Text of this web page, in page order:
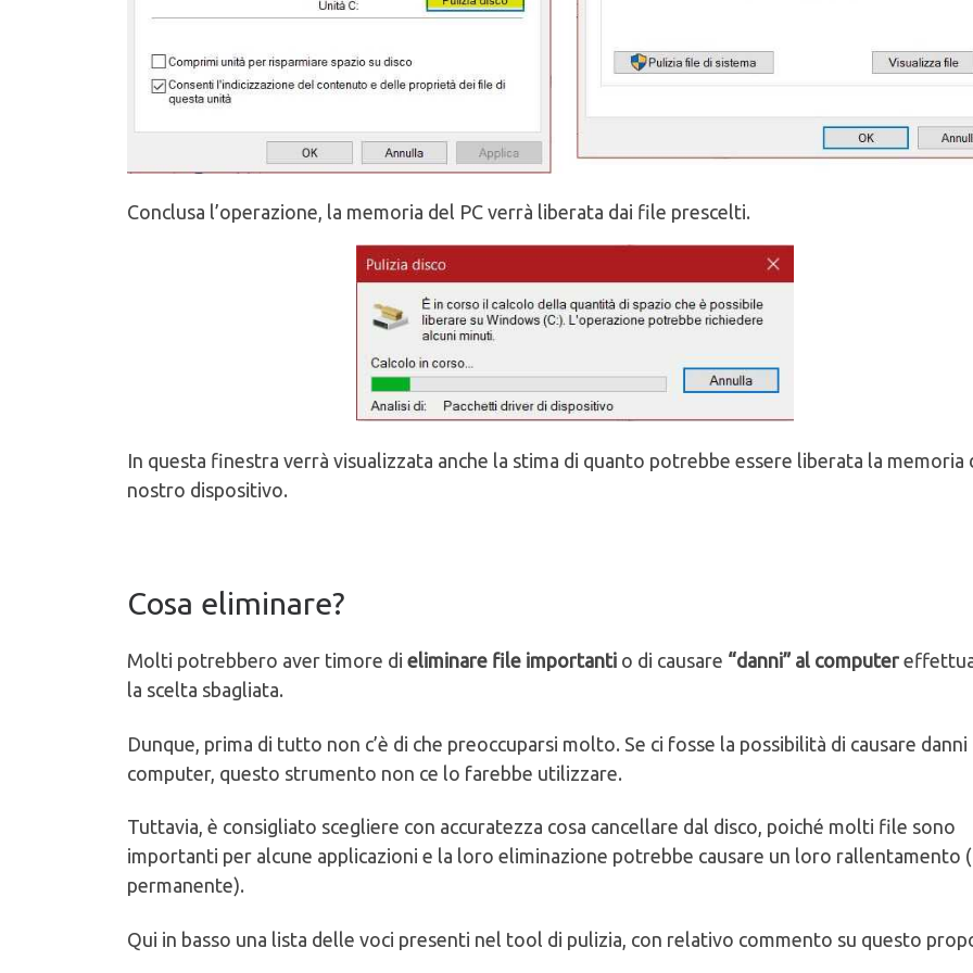
Conclusa l’operazione, la memoria del PC verrà liberata dai file prescelti.
In questa finestra verrà visualizzata anche la stima di quanto potrebbe essere liberata la memoria
nostro dispositivo.
Cosa eliminare?
Molti potrebbero aver timore di eliminare file importanti o di causare “danni” al computer
la scelta sbagliata.
Dunque, prima di tutto non c’è di che preoccuparsi molto. Se ci fosse la possibilità di causare danni
computer, questo strumento non ce lo farebbe utilizzare.
Tuttavia, è consigliato scegliere con accuratezza cosa cancellare dal disco, poiché molti file sono
importanti per alcune applicazioni e la loro eliminazione potrebbe causare un loro rallentamento
permanente).
Qui in basso una lista delle voci presenti nel tool di pulizia, con relativo commento su questo